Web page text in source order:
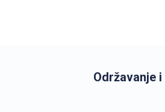
Održavanje